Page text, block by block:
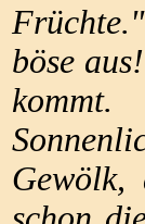
böse
Gewölk,